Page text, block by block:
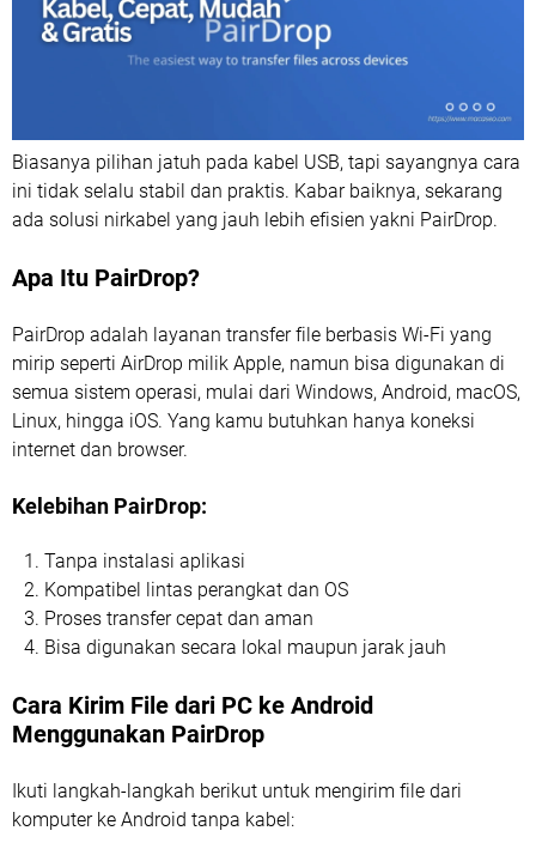
Biasanya pilihan jatuh pada kabel USB, tapi sayangnya cara
ini tidak selalu stabil dan praktis. Kabar baiknya, sekarang
ada solusi nirkabel yang jauh lebih efisien yakni PairDrop.
Apa Itu PairDrop?
PairDrop adalah layanan transfer file berbasis Wi-Fi yang
mirip seperti AirDrop milik Apple, namun bisa digunakan di
semua sistem operasi, mulai dari Windows, Android, macOS,
Linux, hingga iOS. Yang kamu butuhkan hanya koneksi
internet dan browser.
Kelebihan PairDrop:
Tanpa instalasi aplikasi
Kompatibel lintas perangkat dan OS
Proses transfer cepat dan aman
Bisa digunakan secara lokal maupun jarak jauh
Cara Kirim File dari PC ke Android
Menggunakan PairDrop
Ikuti langkah-langkah berikut untuk mengirim file dari
komputer ke Android tanpa kabel: